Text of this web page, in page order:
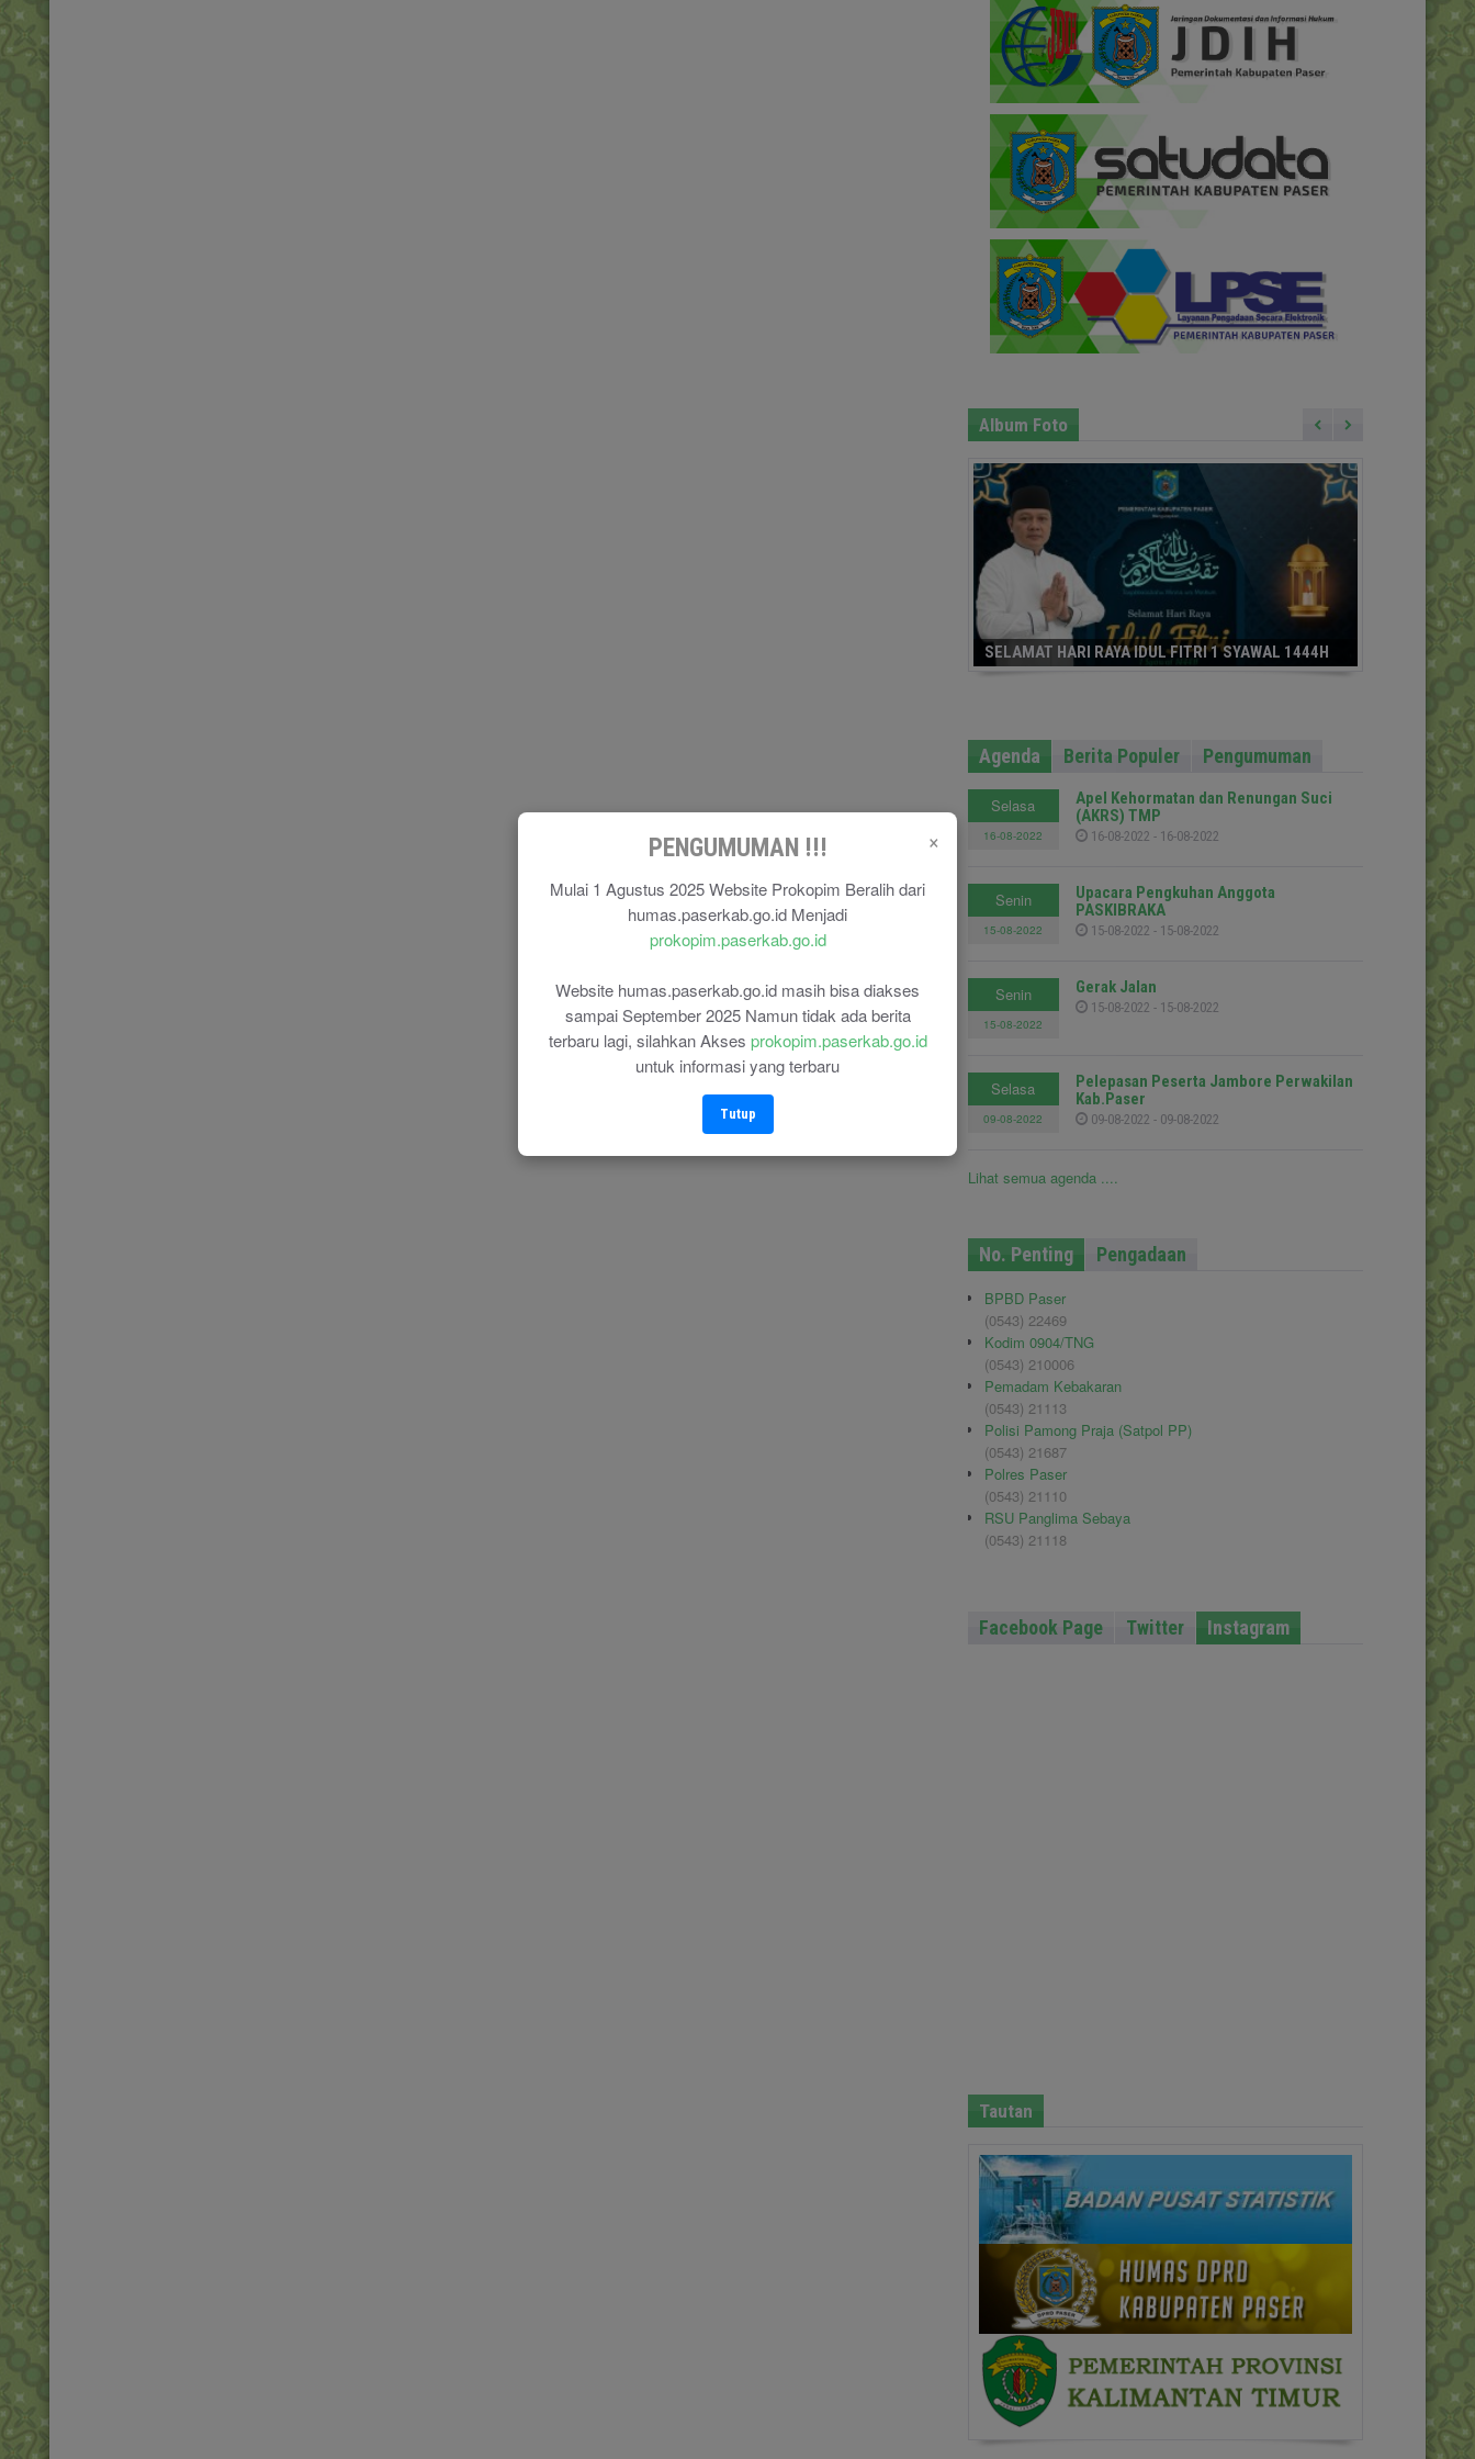
×
PENGUMUMAN !!!
Mulai 1 Agustus 2025 Website Prokopim Beralih dari
humas.paserkab.go.id Menjadi
prokopim.paserkab.go.id
Website humas.paserkab.go.id masih bisa diakses
sampai September 2025 Namun tidak ada berita
terbaru lagi, silahkan Akses prokopim.paserkab.go.id
untuk informasi yang terbaru
Tutup
Album Foto
SELAMAT HARI RAYA IDUL FITRI 1 SYAWAL 1444H
Agenda Berita Populer Pengumuman
Selasa
16-08-2022
Apel Kehormatan dan Renungan Suci
(AKRS) TMP
16-08-2022 - 16-08-2022
Senin
15-08-2022
Upacara Pengkuhan Anggota
PASKIBRAKA
15-08-2022 - 15-08-2022
Senin
15-08-2022
Gerak Jalan
15-08-2022 - 15-08-2022
Selasa
09-08-2022
Pelepasan Peserta Jambore Perwakilan
Kab.Paser
09-08-2022 - 09-08-2022
Lihat semua agenda ....
No. Penting Pengadaan
BPBD Paser
(0543) 22469
Kodim 0904/TNG
(0543) 210006
Pemadam Kebakaran
(0543) 21113
Polisi Pamong Praja (Satpol PP)
(0543) 21687
Polres Paser
(0543) 21110
RSU Panglima Sebaya
(0543) 21118
Facebook Page Twitter Instagram
Tautan